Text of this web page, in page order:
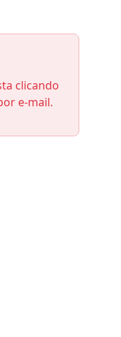
clicando
e-mail.